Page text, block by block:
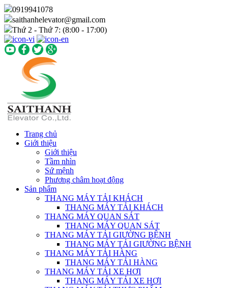
0919941078
saithanhelevator@gmail.com
Thứ 2 - Thứ 7: (8:00 - 17:00)
Trang chủ
Giới thiệu
Giới thiệu
Tầm nhìn
Sứ mệnh
Phương châm hoạt động
Sản phẩm
THANG MÁY TẢI KHÁCH
THANG MÁY TẢI KHÁCH
THANG MÁY QUAN SÁT
THANG MÁY QUAN SÁT
THANG MÁY TẢI GIƯỜNG BỆNH
THANG MÁY TẢI GIƯỜNG BỆNH
THANG MÁY TẢI HÀNG
THANG MÁY TẢI HÀNG
THANG MÁY TẢI XE HƠI
THANG MÁY TẢI XE HƠI